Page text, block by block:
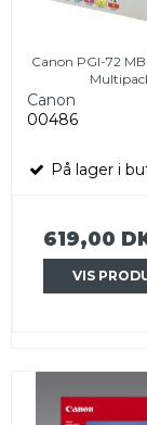
Canon PGI-72
Canon
00486
På lager i
619,00
VIS